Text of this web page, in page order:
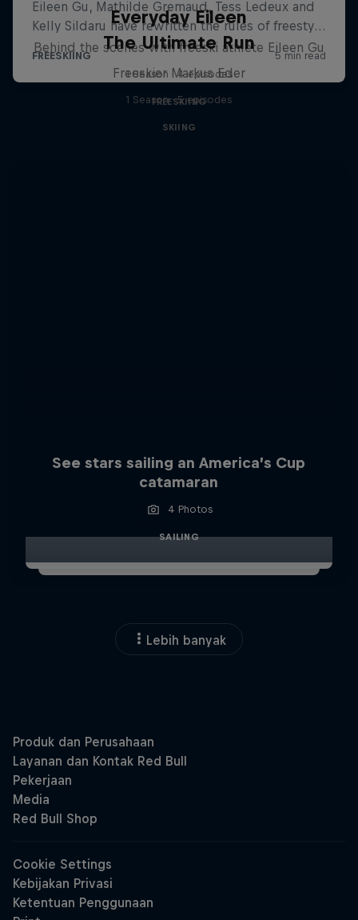
Everyday Eileen
Behind the scenes with freeski athlete Eileen Gu
1 Season · 4 episodes
FREESKIING
The Ultimate Run
Freeskier Markus Eder
1 Season · 5 episodes
SKIING
See stars sailing an America’s Cup
catamaran
4 Photos
SAILING
Lebih banyak